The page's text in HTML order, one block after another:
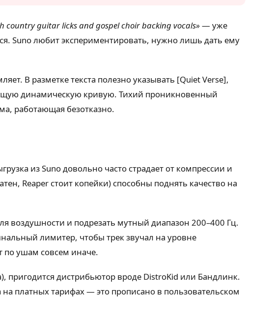
country guitar licks and gospel choir backing vocals»— уже
Suno любит экспериментировать, нужно лишь дать ему
В разметке текста полезно указывать [Quiet Verse],
динамическую кривую. Тихий проникновенный
работающая безотказно.
из Suno довольно часто страдает от компрессии и
Reaper стоит копейки) способны поднять качество на
воздушности и подрезать мутный диапазон 200–400 Гц.
лимитер, чтобы трек звучал на уровне
по ушам совсем иначе.
пригодится дистрибьютор вроде DistroKid или Бандлинк.
платных тарифах — это прописано в пользовательском